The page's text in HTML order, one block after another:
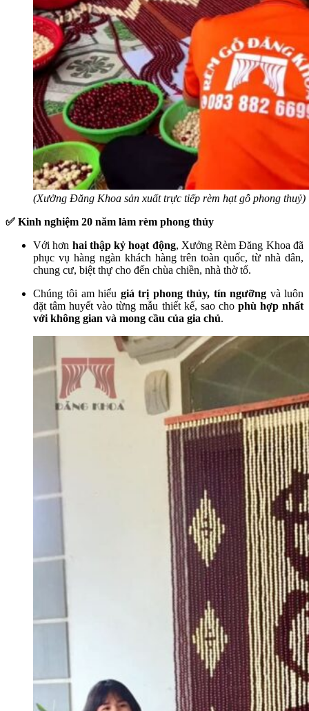
(Xưởng Đăng Khoa sản xuất trực tiếp rèm hạt gỗ phong thuỷ)
✅ Kinh nghiệm 20 năm làm rèm phong thủy
Với hơn hai thập kỷ hoạt động, Xưởng Rèm Đăng Khoa đã
phục vụ hàng ngàn khách hàng trên toàn quốc, từ nhà dân,
chung cư, biệt thự cho đến chùa chiền, nhà thờ tổ.
Chúng tôi am hiểu giá trị phong thủy, tín ngưỡng và luôn
đặt tâm huyết vào từng mẫu thiết kế, sao cho phù hợp nhất
với không gian và mong cầu của gia chủ.